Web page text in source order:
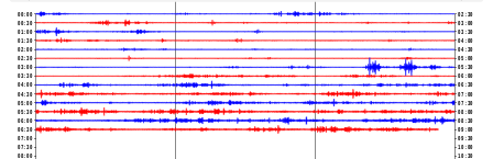
00:00
00:30
01:00
01:30
02:00
02:30
03:00
03:30
04:00
04:30
05:00
05:30
06:00
06:30
07:00
07:30
08:00
02:30
03:00
03:30
04:00
04:30
05:00
05:30
06:00
06:30
07:00
07:30
08:00
08:30
09:00
09:30
10:00
10:30